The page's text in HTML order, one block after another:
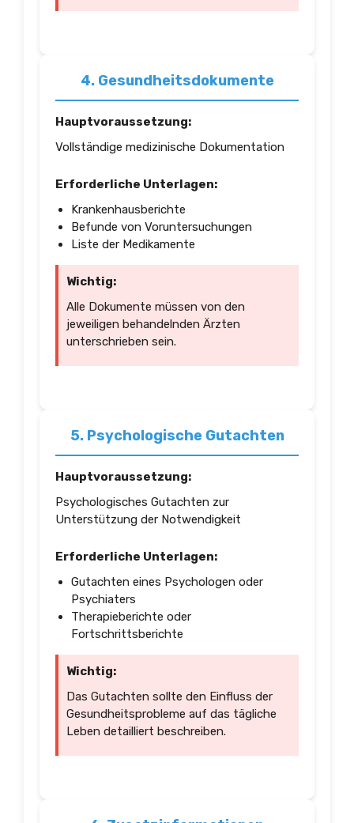
4. Gesundheitsdokumente
Hauptvoraussetzung:
Vollständige medizinische Dokumentation
Erforderliche Unterlagen:
Krankenhausberichte
Befunde von Voruntersuchungen
Liste der Medikamente
Wichtig:
Alle Dokumente müssen von den
jeweiligen behandelnden Ärzten
unterschrieben sein.
5. Psychologische Gutachten
Hauptvoraussetzung:
Psychologisches Gutachten zur
Unterstützung der Notwendigkeit
Erforderliche Unterlagen:
Gutachten eines Psychologen oder
Psychiaters
Therapieberichte oder
Fortschrittsberichte
Wichtig:
Das Gutachten sollte den Einfluss der
Gesundheitsprobleme auf das tägliche
Leben detailliert beschreiben.